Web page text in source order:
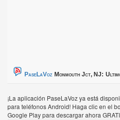
PaseLaVoz Monmouth Jct, NJ:
¡La aplicación PaseLaVoz ya está
para teléfonos Android! Haga clic en el
Google Play para descargar ahora